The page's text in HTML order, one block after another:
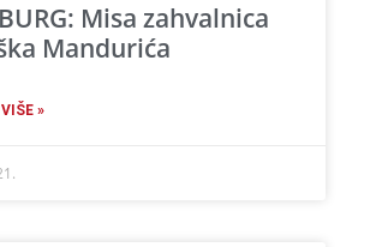
Misa zahvalnica
Mandurića
»